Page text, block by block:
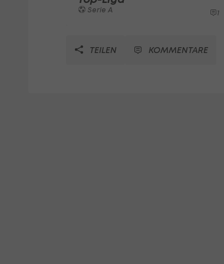
Serie A 1
TEILEN KOMMENTARE